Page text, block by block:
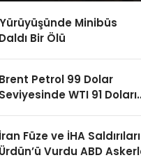
Minibüs
Bir Ölü
Brent Petrol 99 Dolar
Seviyesinde WTI 91 Doları
İran Füze ve İHA Saldırıları
Ürdün’ü Vurdu ABD